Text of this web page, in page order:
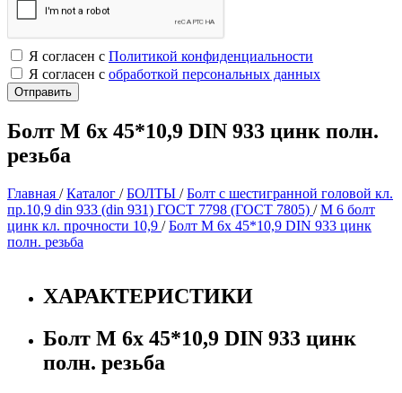
Я согласен с Политикой конфиденциальности
Я согласен с обработкой персональных данных
Болт М 6х 45*10,9 DIN 933 цинк полн.
резьба
Главная /Каталог /БОЛТЫ /Болт с шестигранной головой кл.
пр.10,9 din 933 (din 931) ГОСТ 7798 (ГОСТ 7805) /М 6 болт
цинк кл. прочности 10,9 /Болт М 6х 45*10,9 DIN 933 цинк
полн. резьба
ХАРАКТЕРИСТИКИ
Болт М 6х 45*10,9 DIN 933 цинк
полн. резьба